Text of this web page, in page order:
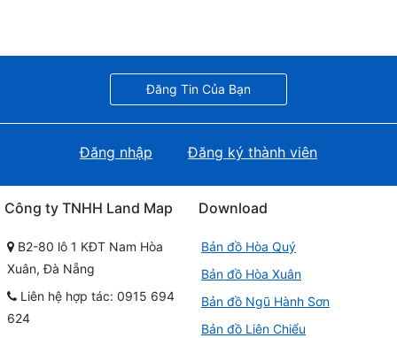
Đăng Tin Của Bạn
Đăng nhập Đăng ký thành viên
Công ty TNHH Land Map
B2-80 lô 1 KĐT Nam Hòa
Xuân, Đà Nẵng
Liên hệ hợp tác: 0915 694
624
Download
Bản đồ Hòa Quý
Bản đồ Hòa Xuân
Bản đồ Ngũ Hành Sơn
Bản đồ Liên Chiểu